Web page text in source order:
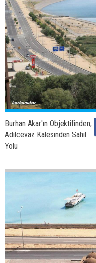
Burhan Akar'ın Objektifinden;
Tarihi Ulu Camii